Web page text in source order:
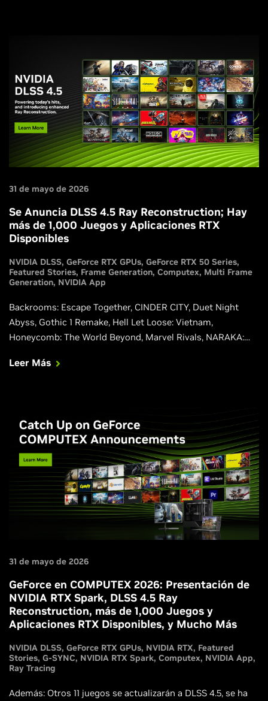
31 de mayo de 2026
Se Anuncia DLSS 4.5 Ray Reconstruction; Hay
más de 1,000 Juegos y Aplicaciones RTX
Disponibles
NVIDIA DLSS GeForce RTX GPUs GeForce RTX 50 Series
Featured Stories Frame Generation Computex Multi Frame
Generation NVIDIA App
Backrooms: Escape Together, CINDER CITY, Duet Night
Abyss, Gothic 1 Remake, Hell Let Loose: Vietnam,
Honeycomb: The World Beyond, Marvel Rivals, NARAKA:
Meet se están actualizando para ofrecer integraciones
desplazas con frecuencia, necesitas instalar una PC
compacta en algún lugar como la cabina de un camión, o
simplemente quieres minimizar el espacio que ocupa tu
PC, la ZOTAC MAGNUS One Ultra podría ser la solución
perfecta para ti, y es más fácil de configurar que una PC
SFF completa de montaje propio.
Leer Más
31 de mayo de 2026
GeForce en COMPUTEX 2026: Presentación de
NVIDIA RTX Spark, DLSS 4.5 Ray
Reconstruction, más de 1,000 Juegos y
Aplicaciones RTX Disponibles, y Mucho Más
NVIDIA DLSS GeForce RTX GPUs NVIDIA RTX Featured
Stories G-SYNC NVIDIA RTX Spark Computex NVIDIA App
Ray Tracing
Además: Otros 11 juegos se actualizarán a DLSS 4.5, se ha